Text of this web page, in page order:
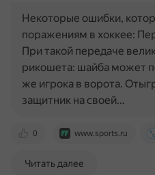
0 www.sports.ru
Некоторые ошибки,
поражениям в хоккее:
При такой передаче
рикошета: шайба может
же игрока в ворота.
защитник на своей…
Читать далее